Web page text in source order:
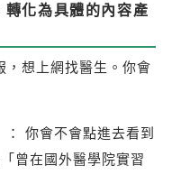
化為具體的內容產
，想上網找醫生。你會
： 你會不會點進去看到
曾在國外醫學院實習